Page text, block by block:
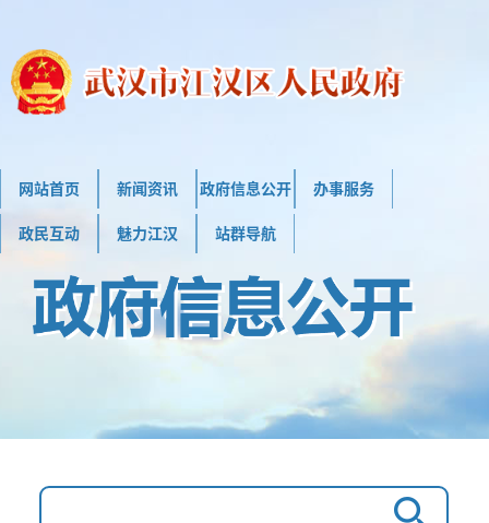
网站首页 新闻资讯 政府信息公开 办事服务
政民互动 魅力江汉 站群导航